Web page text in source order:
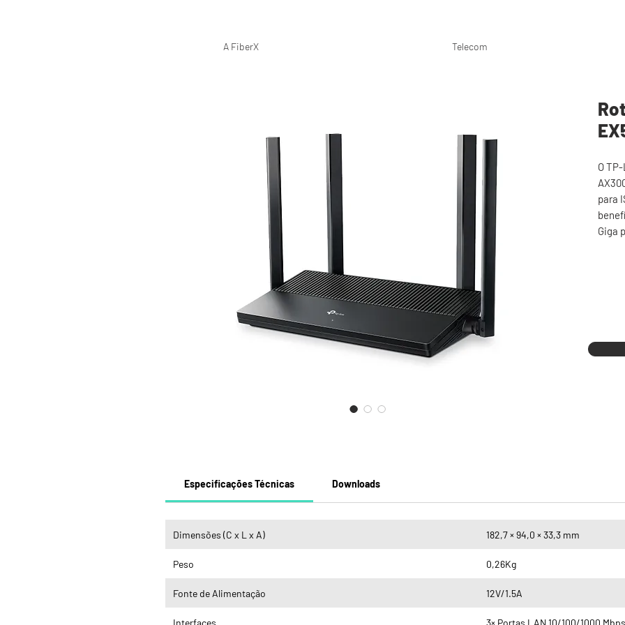
A FiberX Telecom
O
para
Giga
Especificações Técnicas Downloads
Dimensões (C x L x A) 182,7 × 94,0 × 33,3 mm
Peso 0,26Kg
Fonte de Alimentação 12V/1.5A
Interfaces
3× Portas LAN 10/100/1000